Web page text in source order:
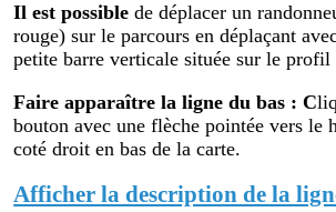
Il est possible de déplacer un
rouge) sur le parcours en déplaçant
petite barre verticale située sur le
Faire apparaître la ligne du bas : C
bouton avec une flèche pointée vers le
coté droit en bas de la carte.
Afficher la description de la